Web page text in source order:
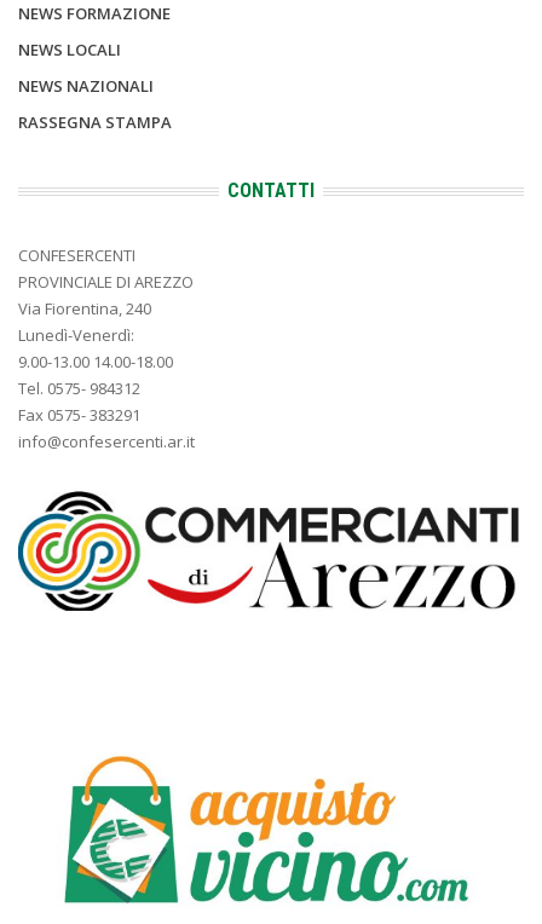
NEWS FORMAZIONE
NEWS LOCALI
NEWS NAZIONALI
RASSEGNA STAMPA
CONTATTI
CONFESERCENTI
PROVINCIALE DI AREZZO
Via Fiorentina, 240
Lunedì-Venerdì:
9.00-13.00 14.00-18.00
Tel. 0575- 984312
Fax 0575- 383291
info@confesercenti.ar.it